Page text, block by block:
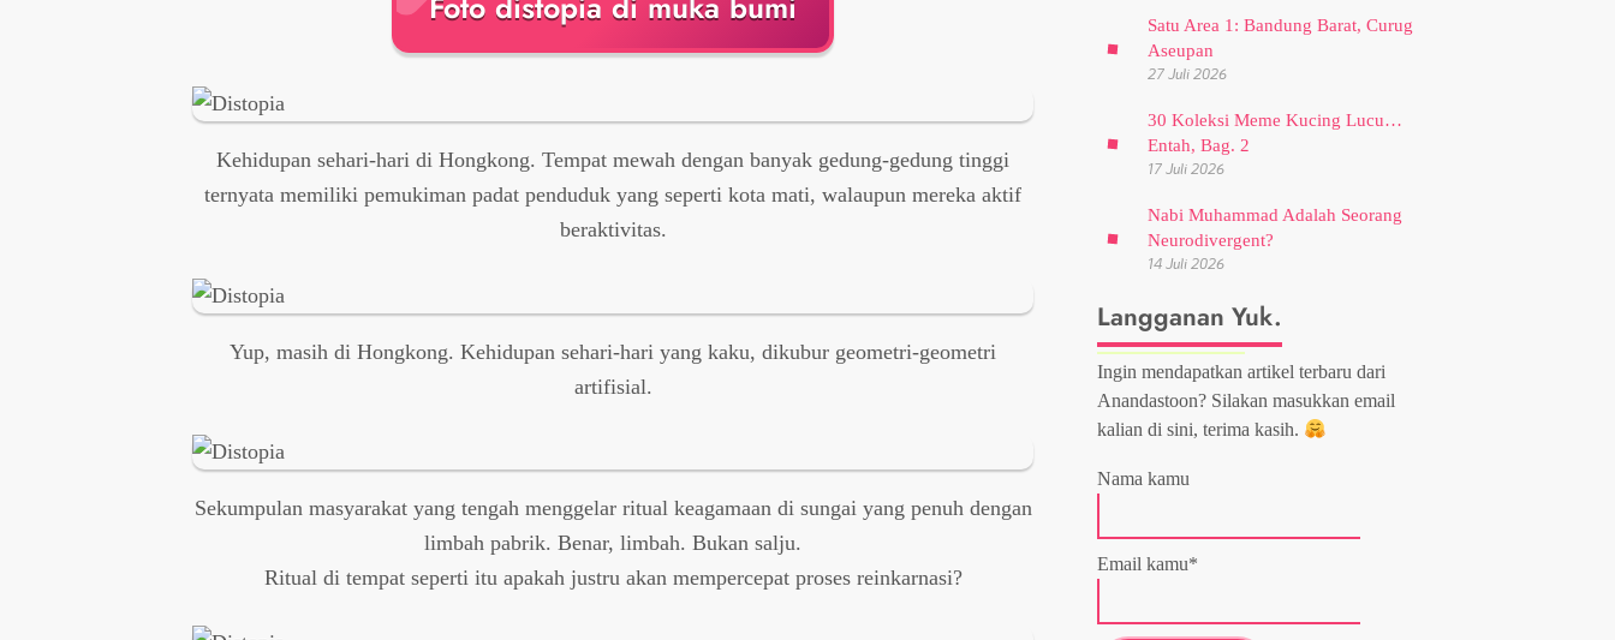
Kehidupan sehari-hari di Hongkong. Tempat mewah dengan banyak gedung-gedung tinggi
ternyata memiliki pemukiman padat penduduk yang seperti kota mati, walaupun mereka aktif
beraktivitas.
Yup, masih di Hongkong. Kehidupan sehari-hari yang kaku, dikubur geometri-geometri
artifisial.
Sekumpulan masyarakat yang tengah menggelar ritual keagamaan di sungai yang penuh dengan
limbah pabrik. Benar, limbah. Bukan salju.
Ritual di tempat seperti itu apakah justru akan mempercepat proses reinkarnasi?
Satu Area 1: Bandung Barat, Curug
Aseupan
27 Juli 2026
30 Koleksi Meme Kucing Lucu…
Entah, Bag. 2
17 Juli 2026
Nabi Muhammad Adalah Seorang
Neurodivergent?
14 Juli 2026
Langganan Yuk.
Ingin mendapatkan artikel terbaru dari
Anandastoon? Silakan masukkan email
kalian di sini, terima kasih.
Nama kamu
Email kamu*